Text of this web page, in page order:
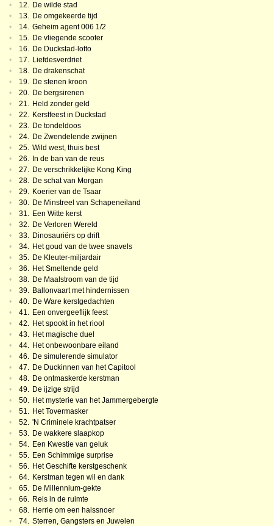
•
12. De wilde stad
•
13. De omgekeerde tijd
•
14. Geheim agent 006 1/2
•
15. De vliegende scooter
•
16. De Duckstad-lotto
•
17. Liefdesverdriet
•
18. De drakenschat
•
19. De stenen kroon
•
20. De bergsirenen
•
21. Held zonder geld
•
22. Kerstfeest in Duckstad
•
23. De tondeldoos
•
24. De Zwendelende zwijnen
•
25. Wild west, thuis best
•
26. In de ban van de reus
•
27. De verschrikkelijke Kong King
•
28. De schat van Morgan
•
29. Koerier van de Tsaar
•
30. De Minstreel van Schapeneiland
•
31. Een Witte kerst
•
32. De Verloren Wereld
•
33. Dinosauriërs op drift
•
34. Het goud van de twee snavels
•
35. De Kleuter-miljardair
•
36. Het Smeltende geld
•
38. De Maalstroom van de tijd
•
39. Ballonvaart met hindernissen
•
40. De Ware kerstgedachten
•
41. Een onvergeeflijk feest
•
42. Het spookt in het riool
•
43. Het magische duel
•
44. Het onbewoonbare eiland
•
46. De simulerende simulator
•
47. De Duckinnen van het Capitool
•
48. De ontmaskerde kerstman
•
49. De ijzige strijd
•
50. Het mysterie van het Jammergebergte
•
51. Het Tovermasker
•
52. 'N Criminele krachtpatser
•
53. De wakkere slaapkop
•
54. Een Kwestie van geluk
•
55. Een Schimmige surprise
•
56. Het Geschifte kerstgeschenk
•
64. Kerstman tegen wil en dank
•
65. De Millennium-gekte
•
66. Reis in de ruimte
•
68. Herrie om een halssnoer
•
74. Sterren, Gangsters en Juwelen